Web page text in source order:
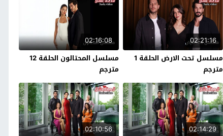
02:21:16
مسلسل تحت الارض الحلقة 1
مترجم
02:16:08
مسلسل المحتالون الحلقة 12
مترجم
02:14:29
02:10:56